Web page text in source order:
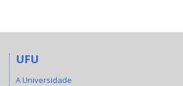
UFU
A Universidade